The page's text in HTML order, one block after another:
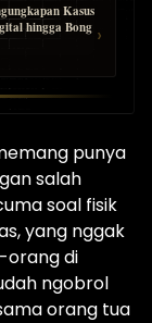
Kasus
hingga Bong ›
punya
salah
soal fisik
yang nggak
orang di
ngobrol
orang tua